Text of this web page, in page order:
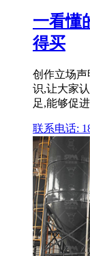
一看懂
得买
创作立场
识,让大家
足,能够促
联系电话: